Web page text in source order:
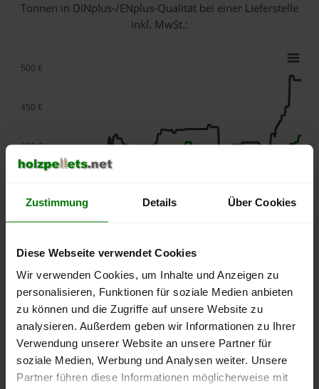
Zustimmung Details Über Cookies
Diese Webseite verwendet Cookies
Wir verwenden Cookies, um Inhalte und Anzeigen zu
personalisieren, Funktionen für soziale Medien anbieten
zu können und die Zugriffe auf unsere Website zu
analysieren. Außerdem geben wir Informationen zu Ihrer
Verwendung unserer Website an unsere Partner für
soziale Medien, Werbung und Analysen weiter. Unsere
Partner führen diese Informationen möglicherweise mit
Tonnen in DINplus-/ENplus-Qualität bei einer Lieferstelle
inkl. MwSt.:
lose Ware Sackware
September
Januar
Mai
300 €
400 €
450 €
500 €
Die aktuelle Preisentwicklung für Holzpellets in Deutschland
können Sie jederzeit auf unsererPelletspreise -Seite
nachvollziehen.